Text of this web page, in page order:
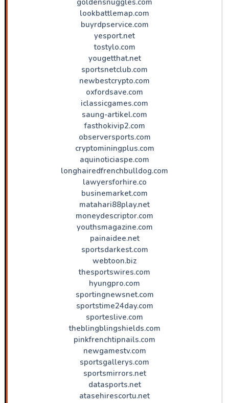
lookbattlemap.com
buyrdpservice.com
yesport.net
tostylo.com
yougetthat.net
sportsnetclub.com
newbestcrypto.com
oxfordsave.com
iclassicgames.com
saung-artikel.com
fasthokivip2.com
observersports.com
cryptominingplus.com
aquinoticiaspe.com
longhairedfrenchbulldog.com
lawyersforhire.co
businemarket.com
matahari88play.net
moneydescriptor.com
youthsmagazine.com
painaidee.net
sportsdarkest.com
webtoon.biz
thesportswires.com
hyungpro.com
sportingnewsnet.com
sportstime24day.com
sporteslive.com
theblingblingshields.com
pinkfrenchtipnails.com
newgamestv.com
sportsgallerys.com
sportsmirrors.net
datasports.net
atasehirescortu.net